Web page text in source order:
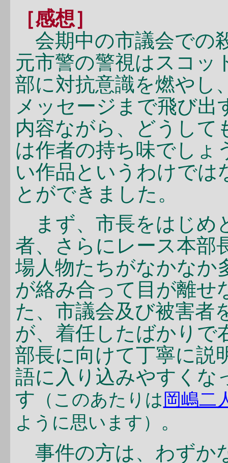
［感想］
会期中の市議会での
元市警の警視はスコッ
部に対抗意識を燃やし
メッセージまで飛び
内容ながら、どうして
は作者の持ち味でしょ
い作品というわけでは
とができました。
まず、市長をはじめ
者、さらにレース本部
場人物たちがなかなか
が絡み合って目が離せ
た、市議会及び被害者
が、着任したばかりで
部長に向けて丁寧に説
語に入り込みやすくな
す （このあたりは 岡嶋二
ように思います）
。
事件の方は、わずか